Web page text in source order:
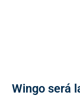
Wingo será